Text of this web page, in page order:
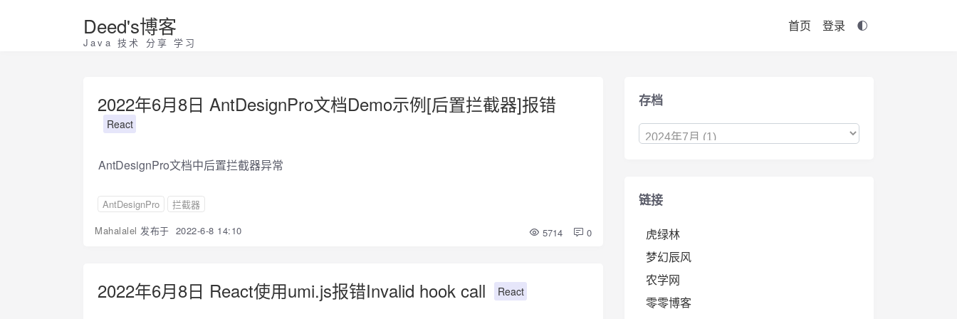
Deed's博客
Java 技术 分享 学习
首页 登录
2022年6月8日 AntDesignPro文档Demo示例[后置拦截器]报错
React
AntDesignPro文档中后置拦截器异常
AntDesignPro
拦截器
Mahalalel 发布于 2022-6-8 14:10 5714 0
2022年6月8日 React使用umi.js报错Invalid hook call React
存档
链接
虎绿林
梦幻辰风
农学网
零零博客